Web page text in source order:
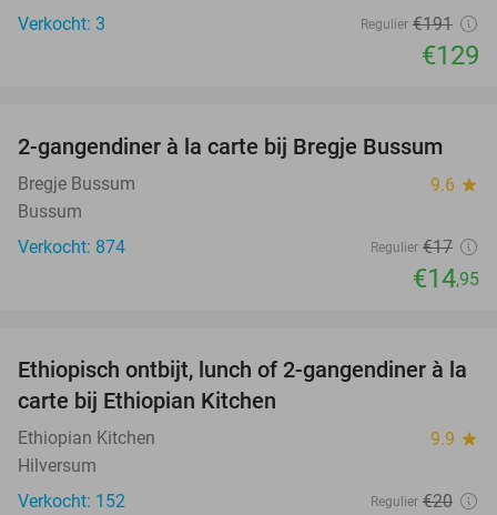
Verkocht: 3
Regulier €191
€129
12%
2-gangendiner à la carte bij Bregje Bussum
Bregje Bussum 9.6 star
Bussum
Verkocht: 874
Regulier €17
€14,95
45%
Ethiopisch ontbijt, lunch of 2-gangendiner à la
carte bij Ethiopian Kitchen
Ethiopian Kitchen 9.9 star
Hilversum
Verkocht: 152
Regulier €20